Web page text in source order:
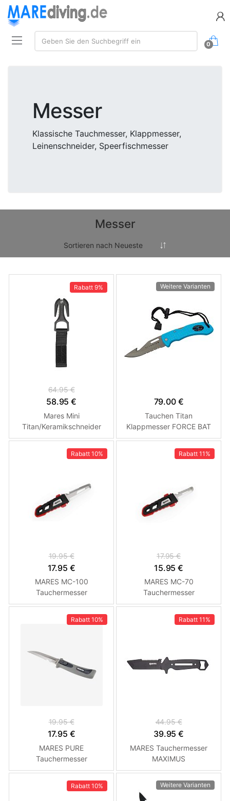
Suche:
Geben Sie den Suchbegriff ein
0
Messer
Klassische Tauchmesser, Klappmesser,
Leinenschneider, Speerfischmesser
Messer
Rabatt 9%
64.95 €
58.95 €
Mares Mini
Titan/Keramikschneider
Weitere Varianten
79.00 €
Tauchen Titan
Klappmesser FORCE BAT
TITANIUM Tyrkysová
Rabatt 10%
19.95 €
17.95 €
MARES MC-100
Tauchermesser
Rabatt 11%
17.95 €
15.95 €
MARES MC-70
Tauchermesser
Rabatt 10%
19.95 €
17.95 €
MARES PURE
Tauchermesser
Rabatt 11%
44.95 €
39.95 €
MARES Tauchermesser
MAXIMUS
Rabatt 10% Weitere Varianten